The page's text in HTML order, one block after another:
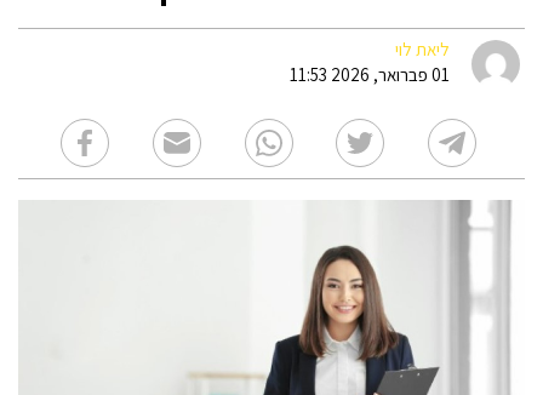
ליאת לוי
01 פברואר, 2026 11:53